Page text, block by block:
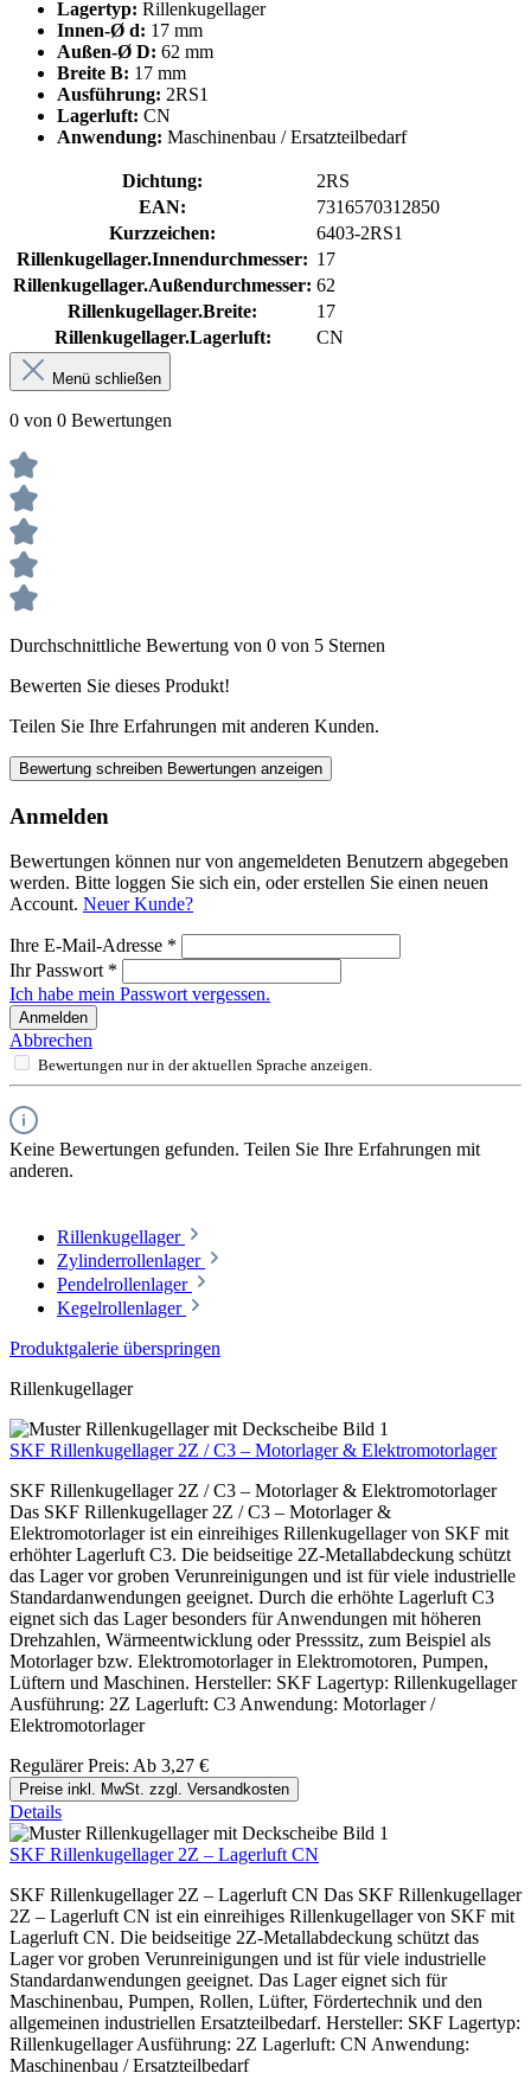
Lagertyp: Rillenkugellager
Innen-Ø d: 17 mm
Außen-Ø D: 62 mm
Breite B: 17 mm
Ausführung: 2RS1
Lagerluft: CN
Anwendung: Maschinenbau / Ersatzteilbedarf
Dichtung:
2RS
EAN:
7316570312850
Kurzzeichen:
6403-2RS1
Rillenkugellager.Innendurchmesser: 17
Rillenkugellager.Außendurchmesser: 62
Rillenkugellager.Breite:
17
Rillenkugellager.Lagerluft:
CN
Menü schließen
0 von 0 Bewertungen
Durchschnittliche Bewertung von 0 von 5 Sternen
Bewerten Sie dieses Produkt!
Teilen Sie Ihre Erfahrungen mit anderen Kunden.
Bewertung schreiben Bewertungen anzeigen
Anmelden
Bewertungen können nur von angemeldeten Benutzern abgegeben
werden. Bitte loggen Sie sich ein, oder erstellen Sie einen neuen
Account. Neuer Kunde?
Ihre E-Mail-Adresse *
Ihr Passwort *
Ich habe mein Passwort vergessen.
Anmelden
Abbrechen
Bewertungen nur in der aktuellen Sprache anzeigen.
Keine Bewertungen gefunden. Teilen Sie Ihre Erfahrungen mit
anderen.
Rillenkugellager
Zylinderrollenlager
Pendelrollenlager
Kegelrollenlager
Produktgalerie überspringen
Rillenkugellager
SKF Rillenkugellager 2Z / C3 – Motorlager & Elektromotorlager
SKF Rillenkugellager 2Z / C3 – Motorlager & Elektromotorlager
Das SKF Rillenkugellager 2Z / C3 – Motorlager &
Elektromotorlager ist ein einreihiges Rillenkugellager von SKF mit
erhöhter Lagerluft C3. Die beidseitige 2Z-Metallabdeckung schützt
das Lager vor groben Verunreinigungen und ist für viele industrielle
Standardanwendungen geeignet. Durch die erhöhte Lagerluft C3
eignet sich das Lager besonders für Anwendungen mit höheren
Drehzahlen, Wärmeentwicklung oder Presssitz, zum Beispiel als
Motorlager bzw. Elektromotorlager in Elektromotoren, Pumpen,
Lüftern und Maschinen. Hersteller: SKF Lagertyp: Rillenkugellager
Ausführung: 2Z Lagerluft: C3 Anwendung: Motorlager /
Elektromotorlager
Regulärer Preis: Ab 3,27 €
Preise inkl. MwSt. zzgl. Versandkosten
Details
SKF Rillenkugellager 2Z – Lagerluft CN
SKF Rillenkugellager 2Z – Lagerluft CN Das SKF Rillenkugellager
2Z – Lagerluft CN ist ein einreihiges Rillenkugellager von SKF mit
Lagerluft CN. Die beidseitige 2Z-Metallabdeckung schützt das
Lager vor groben Verunreinigungen und ist für viele industrielle
Standardanwendungen geeignet. Das Lager eignet sich für
Maschinenbau, Pumpen, Rollen, Lüfter, Fördertechnik und den
allgemeinen industriellen Ersatzteilbedarf. Hersteller: SKF Lagertyp:
Rillenkugellager Ausführung: 2Z Lagerluft: CN Anwendung:
Maschinenbau / Ersatzteilbedarf